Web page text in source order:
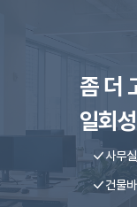
좀 더
일회
사무
건물